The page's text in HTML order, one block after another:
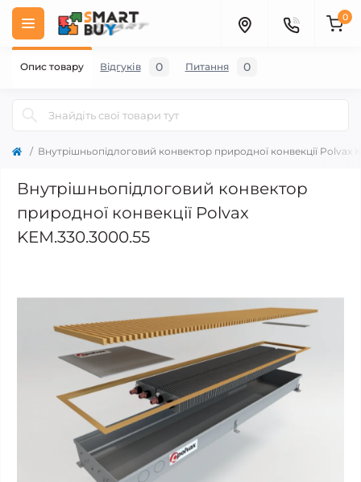
0
Внутрішньопідлоговий конвектор природної конвекції Polvax
Внутрішньопідлоговий конвектор
природної конвекції Polvax
KEM.330.3000.55
Опис товару Відгуків 0 Питання 0